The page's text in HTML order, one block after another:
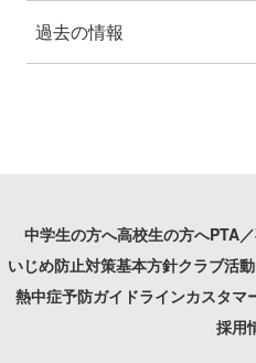
過去の情報
中学生の方へ高校生の方へPTA
いじめ防止対策基本方針クラブ活
熱中症予防ガイドラインカスタマ
採用